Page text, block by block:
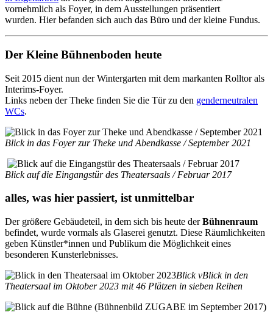
vornehmlich als Foyer, in dem Ausstellungen präsentiert
wurden. Hier befanden sich auch das Büro und der kleine Fundus.
Der Kleine Bühnenboden heute
Seit 2015 dient nun der Wintergarten mit dem markanten Rolltor als
Interims-Foyer.
Links neben der Theke finden Sie die Tür zu den genderneutralen
WCs.
Blick in das Foyer zur Theke und Abendkasse / September 2021
Blick auf die Eingangstür des Theatersaals / Februar 2017
alles, was hier passiert, ist unmittelbar
Der größere Gebäudeteil, in dem sich bis heute derBühnenraum
befindet, wurde vormals als Glaserei genutzt. Diese Räumlichkeiten
geben Künstler*innen und Publikum die Möglichkeit eines
besonderen Kunsterlebnisses.
Blick vBlick in den
Theatersaal im Oktober 2023 mit 46 Plätzen in sieben Reihen